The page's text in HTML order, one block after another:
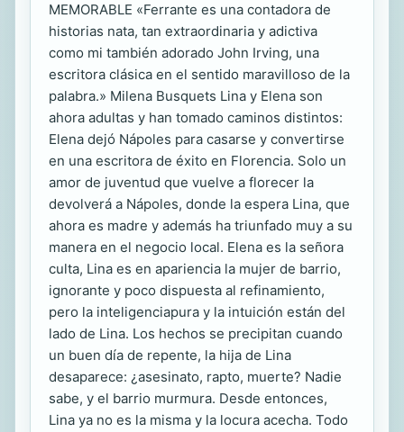
MEMORABLE «Ferrante es una contadora de
historias nata, tan extraordinaria y adictiva
como mi también adorado John Irving, una
escritora clásica en el sentido maravilloso de la
palabra.» Milena Busquets Lina y Elena son
ahora adultas y han tomado caminos distintos:
Elena dejó Nápoles para casarse y convertirse
en una escritora de éxito en Florencia. Solo un
amor de juventud que vuelve a florecer la
devolverá a Nápoles, donde la espera Lina, que
ahora es madre y además ha triunfado muy a su
manera en el negocio local. Elena es la señora
culta, Lina es en apariencia la mujer de barrio,
ignorante y poco dispuesta al refinamiento,
pero la inteligenciapura y la intuición están del
lado de Lina. Los hechos se precipitan cuando
un buen día de repente, la hija de Lina
desaparece: ¿asesinato, rapto, muerte? Nadie
sabe, y el barrio murmura. Desde entonces,
Lina ya no es la misma y la locura acecha. Todo